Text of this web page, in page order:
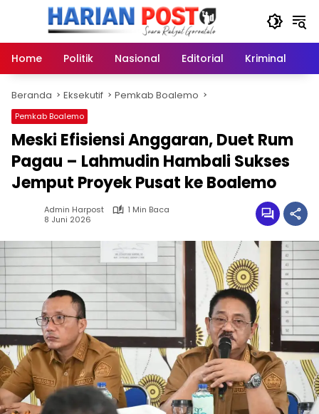
Home
Politik Nasional Editorial Kriminal
Beranda Eksekutif Pemkab Boalemo
Pemkab Boalemo
Meski Efisiensi Anggaran, Duet Rum
Pagau – Lahmudin Hambali Sukses
Jemput Proyek Pusat ke Boalemo
Admin Harpost
1 Min Baca
8 Juni 2026